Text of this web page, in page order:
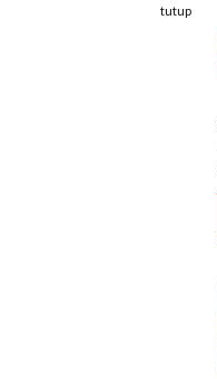
tutup